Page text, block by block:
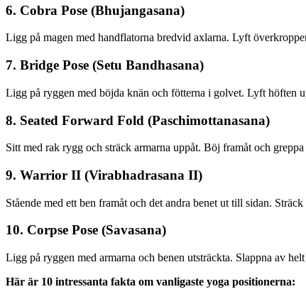
6. Cobra Pose (Bhujangasana)
Ligg på magen med handflatorna bredvid axlarna. Lyft
7. Bridge Pose (Setu Bandhasana)
Ligg på ryggen med böjda knän och fötterna i golvet. Lyft höften
8. Seated Forward Fold (Paschimottanasana)
Sitt med rak rygg och sträck armarna uppåt. Böj framåt och
9. Warrior II (Virabhadrasana II)
Stående med ett ben framåt och det andra benet ut till sidan.
10. Corpse Pose (Savasana)
Ligg på ryggen med armarna och benen utsträckta. Slappna av
Här är 10 intressanta fakta om vanligaste yoga positionerna: